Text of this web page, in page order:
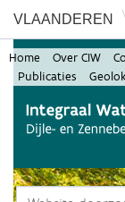
VLAANDEREN
Zoek
Home Over CIW
Publicaties